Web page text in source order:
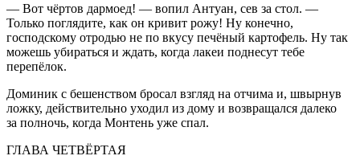
— Вот чёртов дармоед! — вопил Антуан, сев за стол. —
Только поглядите, как он кривит рожу! Ну конечно,
господскому отродью не по вкусу печёный картофель. Ну так
можешь убираться и ждать, когда лакеи поднесут тебе
перепёлок.
Доминик с бешенством бросал взгляд на отчима и, швырнув
ложку, действительно уходил из дому и возвращался далеко
за полночь, когда Монтень уже спал.
ГЛАВА ЧЕТВЁРТАЯ